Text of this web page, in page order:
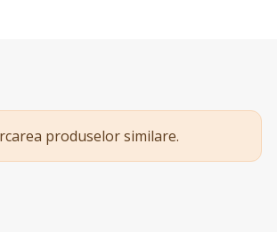
produselor similare.